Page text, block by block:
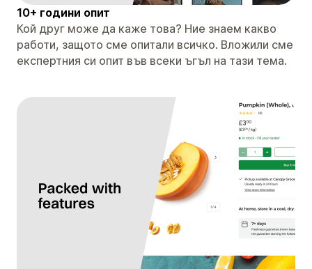
10+ години опит
Кой друг може да каже това? Ние знаем какво
работи, защото сме опитали всичко. Вложили сме
експертния си опит във всеки ъгъл на тази тема.